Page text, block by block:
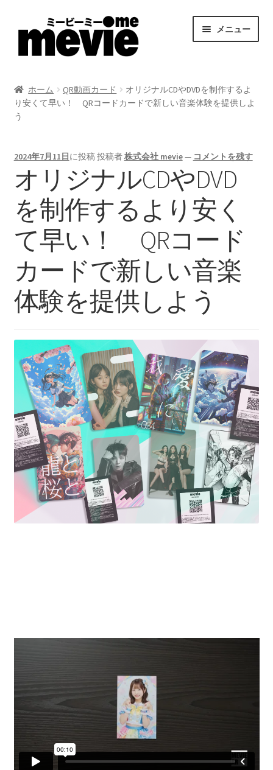
ゲ
シ
ョ
ン
キ
ッ
プ
テ
ツ
へ
ス
プ
メニュー
カート
マイアカウント
お支払い
価格表
入稿の流れとテンプレート
お問い合わせ
ホーム QR動画カード
オリジナルCDやDVDを制作するよ
り安くて早い！ QRコードカードで新しい音楽体験を提供しよ
う
2024年7月11日に投稿投稿者株式会社 mevie— コメントを残す
オリジナルCDやDVD
を制作するより安く
て早い！ QRコード
カードで新しい音楽
体験を提供しよう